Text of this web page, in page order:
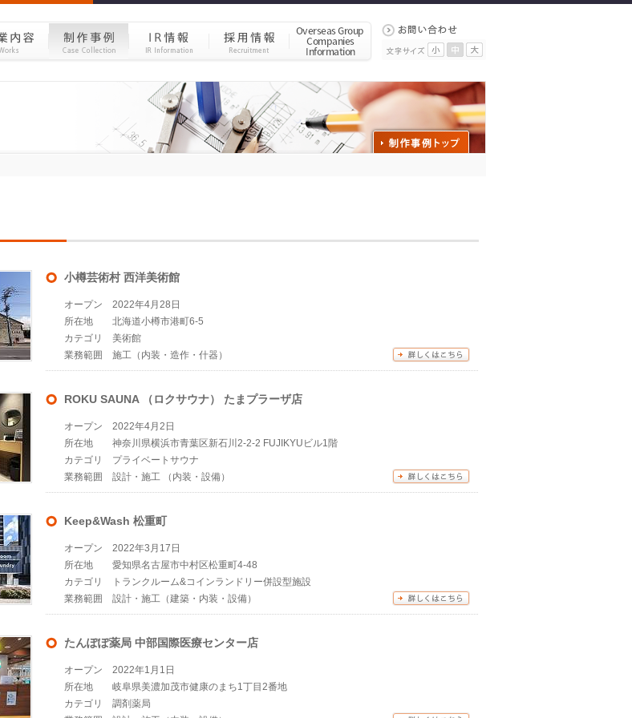
小樽芸術村 西洋美術館
オープン
2022年4月28日
所在地
北海道小樽市港町6-5
カテゴリ
美術館
業務範囲
施工（内装・造作・什器）
ROKU SAUNA （ロクサウナ） たまプラーザ店
オープン
2022年4月2日
所在地
神奈川県横浜市青葉区新石川2-2-2 FUJIKYUビル1階
カテゴリ
プライベートサウナ
業務範囲
設計・施工 （内装・設備）
Keep&Wash 松重町
オープン
2022年3月17日
所在地
愛知県名古屋市中村区松重町4-48
カテゴリ
トランクルーム&コインランドリー併設型施設
業務範囲
設計・施工（建築・内装・設備）
たんぽぽ薬局 中部国際医療センター店
オープン
2022年1月1日
所在地
岐阜県美濃加茂市健康のまち1丁目2番地
カテゴリ
調剤薬局